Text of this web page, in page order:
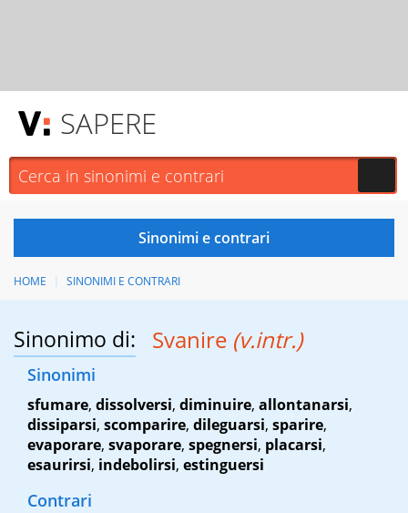
SAPERE
HOME SINONIMI E CONTRARI
Sinonimo di: Svanire (v.intr.)
Sinonimi
sfumare, dissolversi, diminuire, allontanarsi,
dissiparsi, scomparire, dileguarsi, sparire,
evaporare, svaporare, spegnersi, placarsi,
esaurirsi, indebolirsi, estinguersi
Contrari